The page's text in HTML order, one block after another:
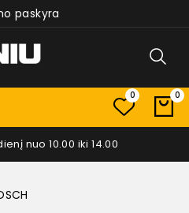
paskyra
0 0
nuo 10.00 iki 14.00